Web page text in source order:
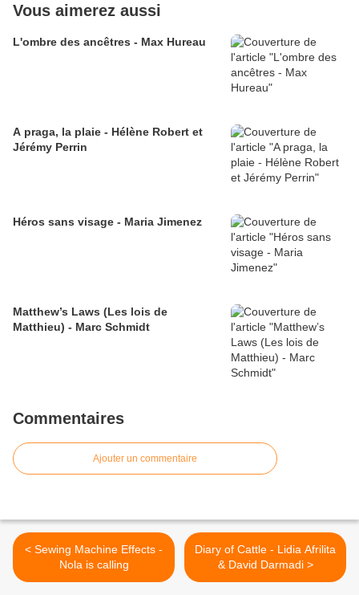
Vous aimerez aussi
L'ombre des ancêtres - Max Hureau
A praga, la plaie - Hélène Robert et
Jérémy Perrin
Héros sans visage - Maria Jimenez
Matthew’s Laws (Les lois de
Matthieu) - Marc Schmidt
Commentaires
Ajouter un commentaire
< Sewing Machine Effects -
Nola is calling
Diary of Cattle - Lidia Afrilita
& David Darmadi >